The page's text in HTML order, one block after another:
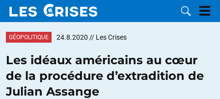
GÉOPOLITIQUE 24.8.2020 // Les Crises
Les idéaux américains au cœur
de la procédure d’extradition de
Julian Assange